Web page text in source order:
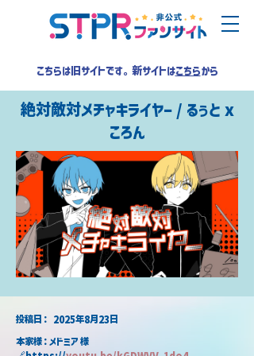
こちらは旧サイトです。新サイトはこちらから
絶対敵対メチャキライヤー / るぅと x
ころん
2025年8月23日
​投稿日：
本家様：メドミア 様